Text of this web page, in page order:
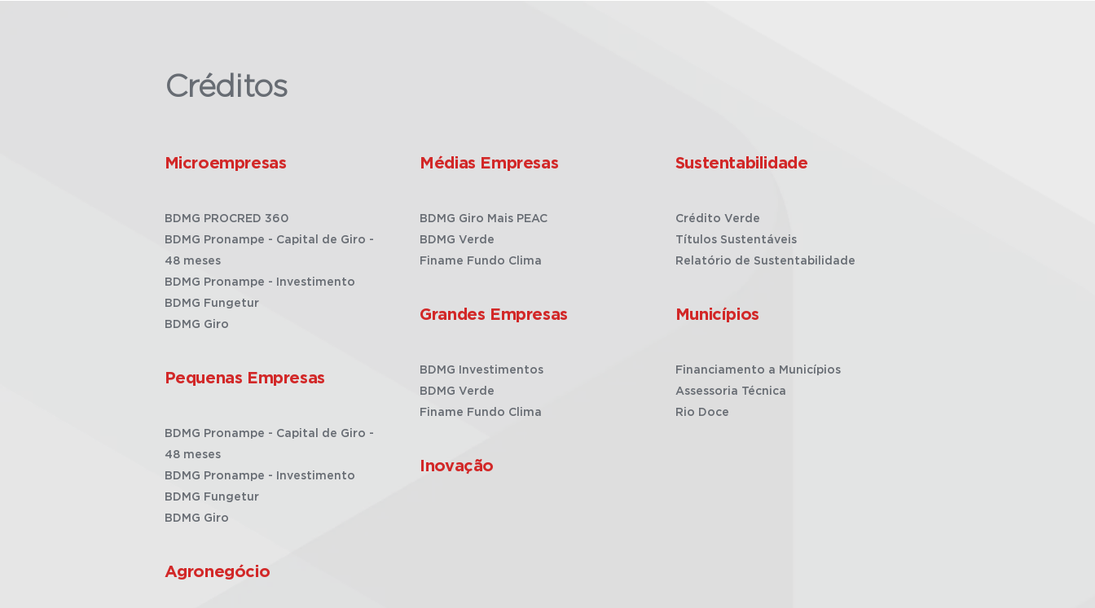
Créditos
Microempresas
BDMG PROCRED 360
BDMG Pronampe - Capital de Giro -
48 meses
BDMG Pronampe - Investimento
BDMG Fungetur
BDMG Giro
Pequenas Empresas
BDMG Pronampe - Capital de Giro -
48 meses
BDMG Pronampe - Investimento
BDMG Fungetur
BDMG Giro
Agronegócio
Médias Empresas
BDMG Giro Mais PEAC
BDMG Verde
Finame Fundo Clima
Grandes Empresas
BDMG Investimentos
BDMG Verde
Finame Fundo Clima
Inovação
Sustentabilidade
Crédito Verde
Títulos Sustentáveis
Relatório de Sustentabilidade
Municípios
Financiamento a Municípios
Assessoria Técnica
Rio Doce